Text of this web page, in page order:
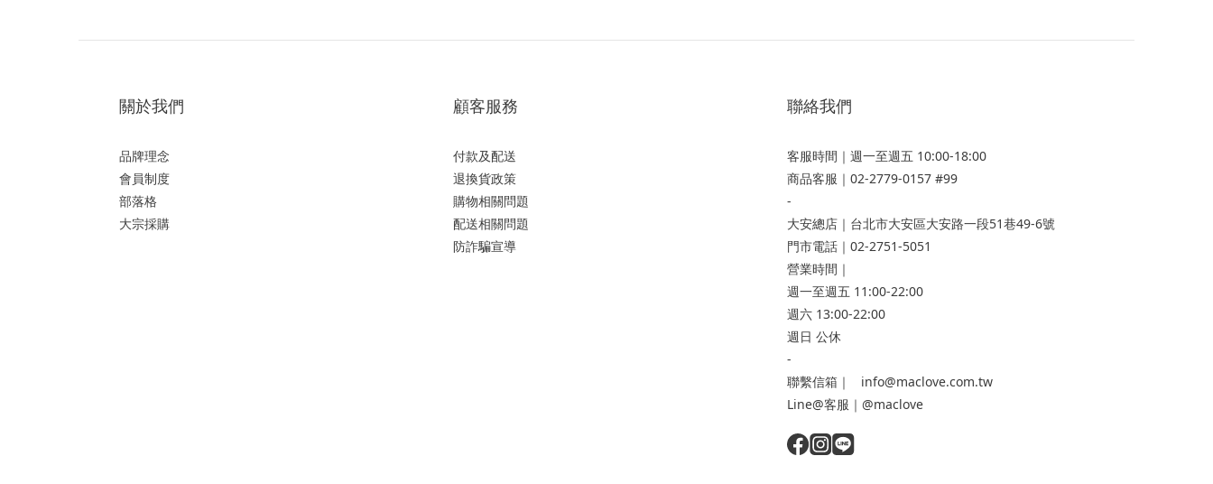
iPad Air 13吋 (2024) (1)
iPad Pro 11吋 (2024) (1)
iPad Pro 13吋 (2024) (1)
關於我們
品牌理念
會員制度
部落格
大宗採購
顧客服務
付款及配送
退換貨政策
購物相關問題
配送相關問題
防詐騙宣導
聯絡我們
客服時間｜週一至週五 10:00-18:00
商品客服｜02-2779-0157 #99
-
大安總店 ｜台北市大安區大安路一段51巷49-6號
門市電話｜02-2751-5051
營業時間｜
週一至週五 11:00-22:00
週六 13:00-22:00
週日 公休
-
聯繫信箱｜ info@maclove.com.tw
Line@客服｜@maclove